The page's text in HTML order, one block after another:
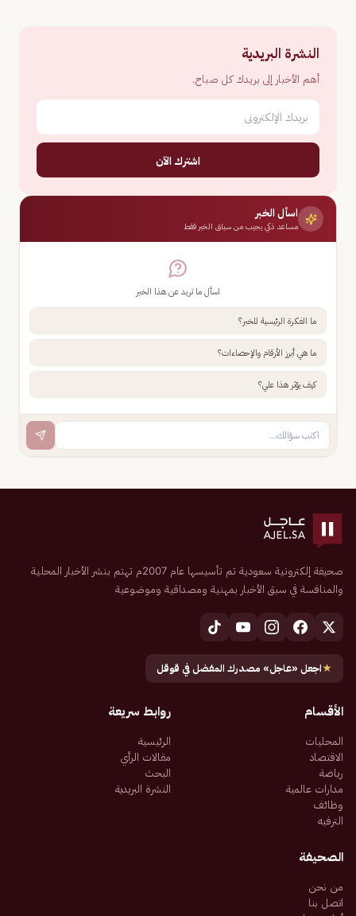
النشرة البريدية
أهم الأخبار إلى بريدك كل صباح.
اشترك الآن
اسأل الخبر
مساعد ذكي يجيب من سياق الخبر فقط
اسأل ما تريد عن هذا الخبر
ما الفكرة الرئيسية للخبر؟
ما هي أبرز الأرقام والإحصاءات؟
كيف يؤثر هذا علي؟
صحيفة إلكترونية سعودية تم تأسيسها عام 2007م تهتم بنشر الأخبار المحلية
والمنافسة في سبق الأخبار بمهنية ومصداقية وموضوعية
★اجعل «عاجل» مصدرك المفضل في قوقل
الأقسام
المحليات
الاقتصاد
رياضة
مدارات عالمية
وظائف
الترفيه
روابط سريعة
الرئيسية
مقالات الرأي
البحث
النشرة البريدية
الصحيفة
من نحن
اتصل بنا